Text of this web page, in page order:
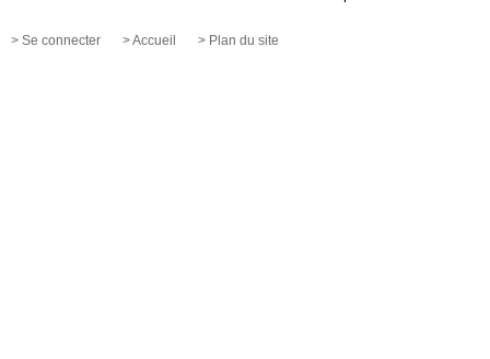
> Se connecter > Accueil > Plan du site